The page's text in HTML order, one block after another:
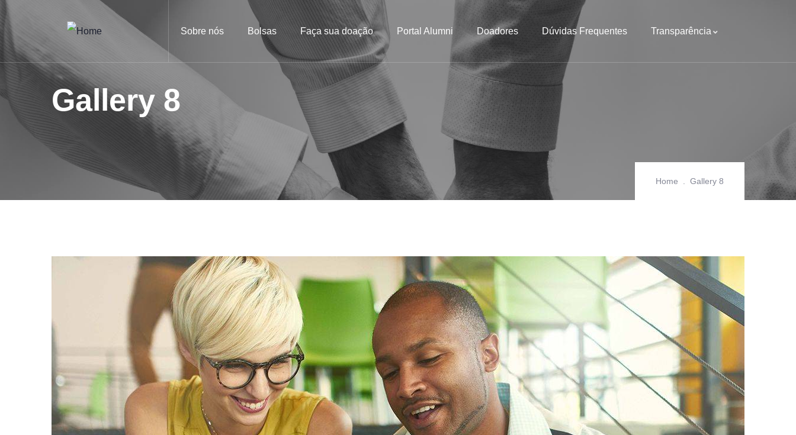
Sobre nós Bolsas Faça sua doação Portal Alumni Doadores Dúvidas Frequentes Transparência
Gallery 8
Home Gallery 8